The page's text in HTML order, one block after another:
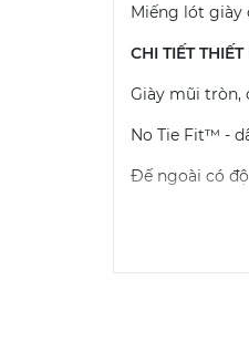
Miếng lót giày
CHI TIẾT THIẾT
Giày mũi tròn,
No Tie Fit™ -
Đế ngoài có